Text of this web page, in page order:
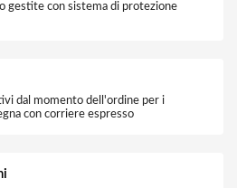
gestite con sistema di protezione
dal momento dell'ordine per i
con corriere espresso